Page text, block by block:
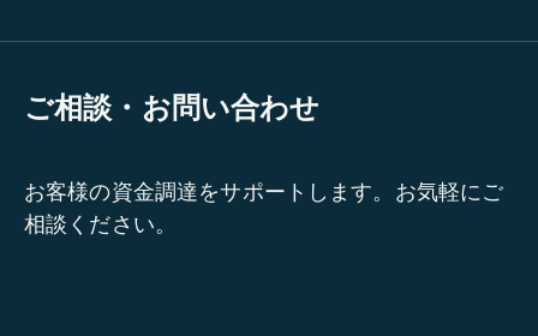
ご相談・お問い合わせ
お客様の資金調達をサポートします。お気軽にご
相談ください。